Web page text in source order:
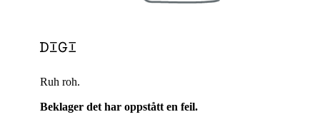
Ruh roh.
Beklager det har oppstått en feil.